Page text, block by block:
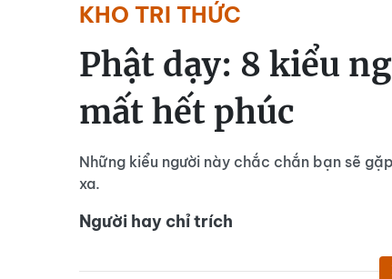
KHO TRI THỨC
Phật dạy: 8 kiểu
mất hết phúc
Những kiểu người này chắc chắn bạn sẽ
xa.
Người hay chỉ trích